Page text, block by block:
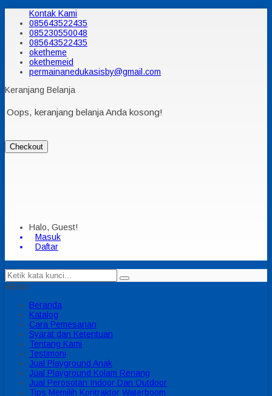
Kontak Kami
085643522435
085230550048
085643522435
oketheme
okethemeid
permainanedukasisby@gmail.com
Keranjang Belanja
Oops, keranjang belanja Anda kosong!
Checkout
Halo, Guest!
Masuk
Daftar
MENU
Beranda
Katalog
Cara Pemesanan
Syarat dan Ketentuan
Tentang Kami
Testimoni
Jual Playground Anak
Jual Playground Kolam Renang
Jual Perosotan Indoor Dan Outdoor
Tips Memilih Kontraktor Waterboom